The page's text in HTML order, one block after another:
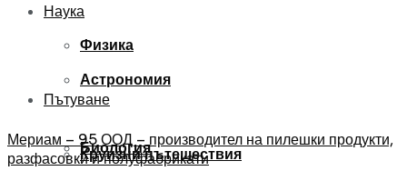
Наука
Астрономия
Биология
Физика
Пътуване
Круизни пътешествия
Мериам – 95 ООД – производител на пилешки продукти,
разфасовки и полуфабрикати